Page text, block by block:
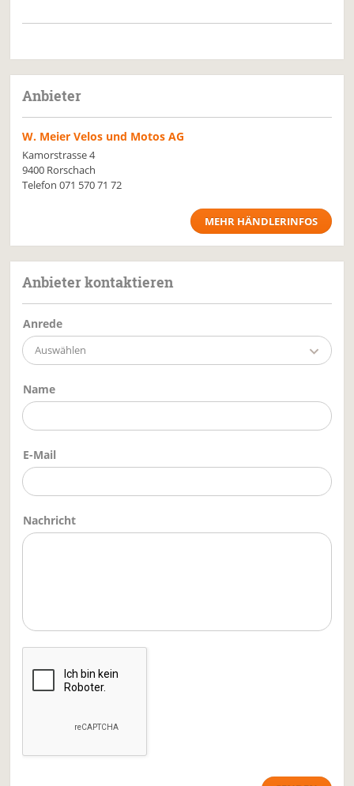
Anbieter
W. Meier Velos und Motos AG
Kamorstrasse 4
9400 Rorschach
Telefon071 570 71 72
MEHR HÄNDLERINFOS
Anbieter kontaktieren
Anrede
Auswählen
Name
E-Mail
Nachricht